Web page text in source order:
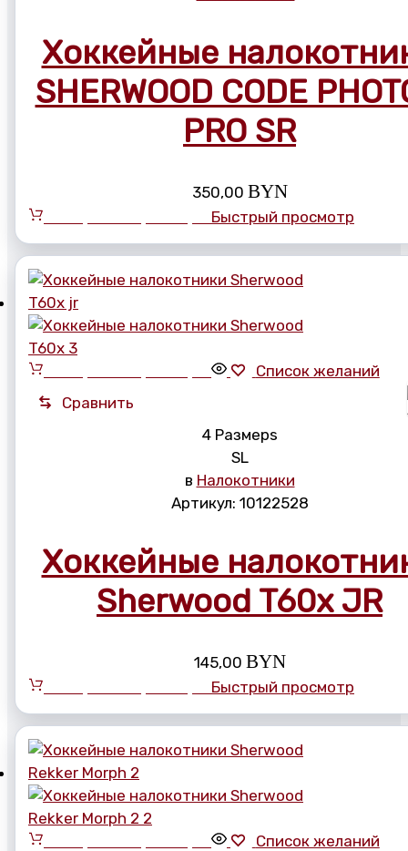
Хоккейные
SHERWOOD CODE
PRO SR
350,00 BYN
Быстрый просмотр
Список желаний
Сравнить
4 Размерs
SL
в Налокотники
Артикул: 10122528
Хоккейные
Sherwood T60x JR
145,00 BYN
Быстрый просмотр
Список желаний